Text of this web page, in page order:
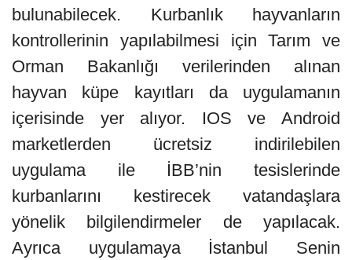
bulunabilecek. Kurbanlık hayvanların
kontrollerinin yapılabilmesi için Tarım ve
Orman Bakanlığı verilerinden alınan
hayvan küpe kayıtları da uygulamanın
içerisinde yer alıyor. IOS ve Android
marketlerden ücretsiz indirilebilen
uygulama ile İBB’nin tesislerinde
kurbanlarını kestirecek vatandaşlara
yönelik bilgilendirmeler de yapılacak.
Ayrıca uygulamaya İstanbul Senin